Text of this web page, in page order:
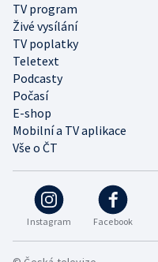
Instagram Facebook
TV program
Živé vysílání
TV poplatky
Teletext
Podcasty
Počasí
E-shop
Mobilní a TV aplikace
Vše o ČT